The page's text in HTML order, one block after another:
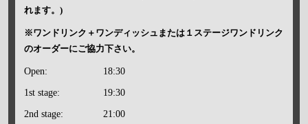
れます。)
※ワンドリンク＋ワンディッシュまたは１ステージワンドリンク
のオーダーにご協力下さい。
Open: 18:30
1st stage: 19:30
2nd stage: 21:00